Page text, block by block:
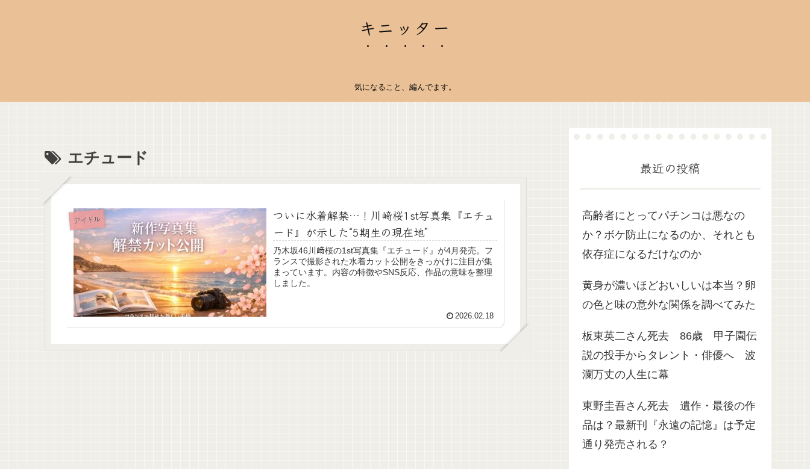
キニッター
気になること、編んでます。
エチュード
アイドル
ついに水着解禁…！川﨑桜1st写真集『エチュ
ード』が示した“5期生の現在地”
乃木坂46川﨑桜の1st写真集『エチュード』が4月発売。フ
ランスで撮影された水着カット公開をきっかけに注目が集
まっています。内容の特徴やSNS反応、作品の意味を整理
しました。
2026.02.18
最近の投稿
高齢者にとってパチンコは悪なの
か？ボケ防止になるのか、それとも
依存症になるだけなのか
黄身が濃いほどおいしいは本当？卵
の色と味の意外な関係を調べてみた
板東英二さん死去 86歳 甲子園伝
説の投手からタレント・俳優へ 波
瀾万丈の人生に幕
東野圭吾さん死去 遺作・最後の作
品は？最新刊『永遠の記憶』は予定
通り発売される？